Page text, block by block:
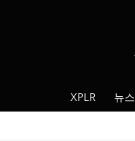
XPLR 뉴스